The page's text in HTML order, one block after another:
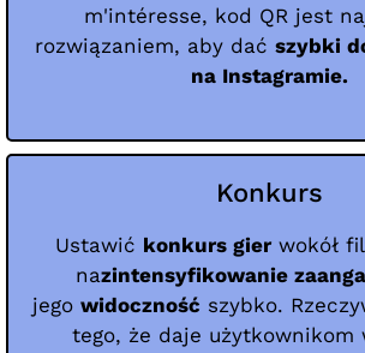
m'intéresse, kod QR jest
rozwiązaniem, aby dać szybki
na Instagramie.
Konkurs
Ustawić konkurs gierwokół
nazintensyfikowanie
jego widoczność szybko.
tego, że daje użytkownikom